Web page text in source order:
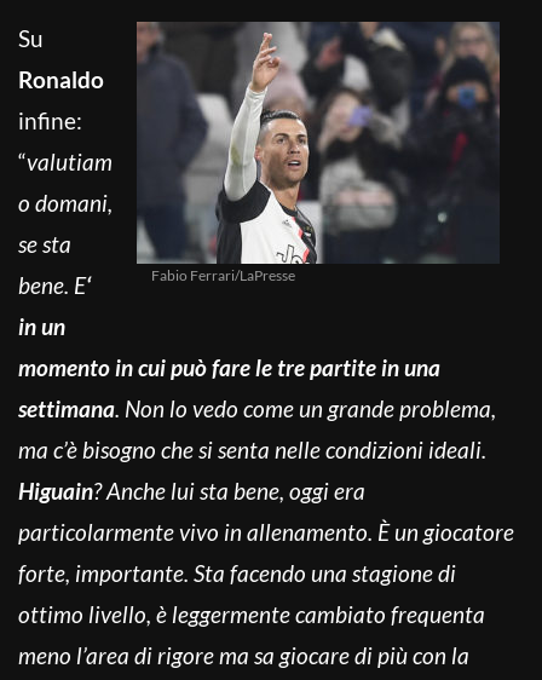
Fabio Ferrari/LaPresse
Su
Ronaldo
infine:
“valutiam
o domani,
se sta
bene. E‘
in un
momento in cui può fare le tre partite in una
settimana. Non lo vedo come un grande problema,
ma c’è bisogno che si senta nelle condizioni ideali.
Higuain? Anche lui sta bene, oggi era
particolarmente vivo in allenamento. È un giocatore
forte, importante. Sta facendo una stagione di
ottimo livello, è leggermente cambiato frequenta
meno l’area di rigore ma sa giocare di più con la